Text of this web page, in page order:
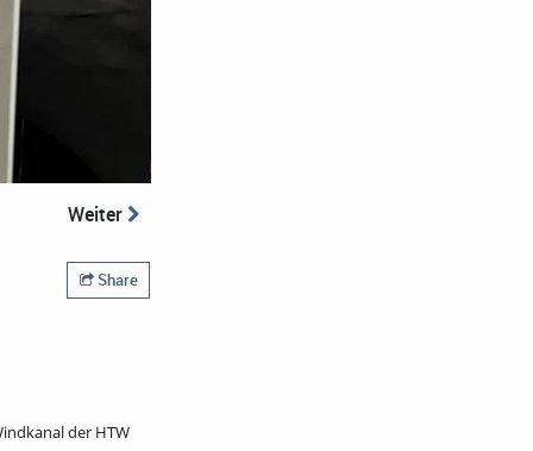
Weiter
Share
der HTW